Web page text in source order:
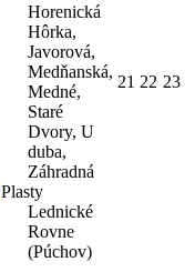
Horenická
Hôrka,
Javorová,
Medňanská,
Medné,
Staré
Dvory, U
duba,
Záhradná
Plasty
Lednické
Rovne
(Púchov)
21 22 23